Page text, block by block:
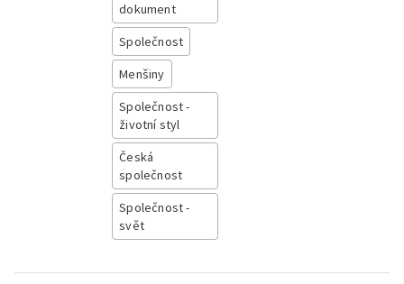
dokument
Společnost
Menšiny
Společnost -
životní styl
Česká
společnost
Společnost -
svět